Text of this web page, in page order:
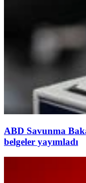
ABD Savunma
belgeler yayımladı